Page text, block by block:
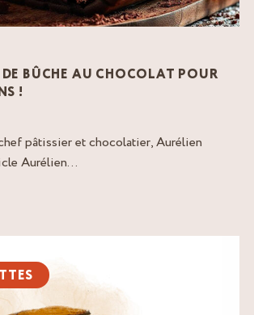
BÛCHE AU CHOCOLAT POUR
!
pâtissier et chocolatier, Aurélien
Aurélien...